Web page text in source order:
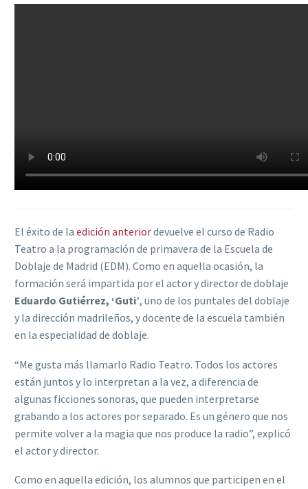
El éxito de la edición anteriordevuelve el curso de Radio
Teatro a la programación de primavera de la Escuela de
Doblaje de Madrid (EDM). Como en aquella ocasión, la
formación será impartida por el actor y director de doblaje
Eduardo Gutiérrez, ‘Guti’, uno de los puntales del doblaje
y la dirección madrileños, y docente de la escuela también
en la especialidad de doblaje.
“Me gusta más llamarlo Radio Teatro. Todos los actores
están juntos y lo interpretan a la vez, a diferencia de
algunas ficciones sonoras, que pueden interpretarse
grabando a los actores por separado. Es un género que nos
permite volver a la magia que nos produce la radio”, explicó
el actor y director.
Como en aquella edición, los alumnos que participen en el